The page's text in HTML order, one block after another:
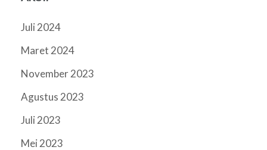
Juli 2024
Maret 2024
November 2023
Agustus 2023
Juli 2023
Mei 2023